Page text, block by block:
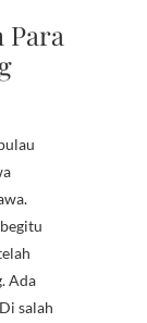
Para
Ada
salah